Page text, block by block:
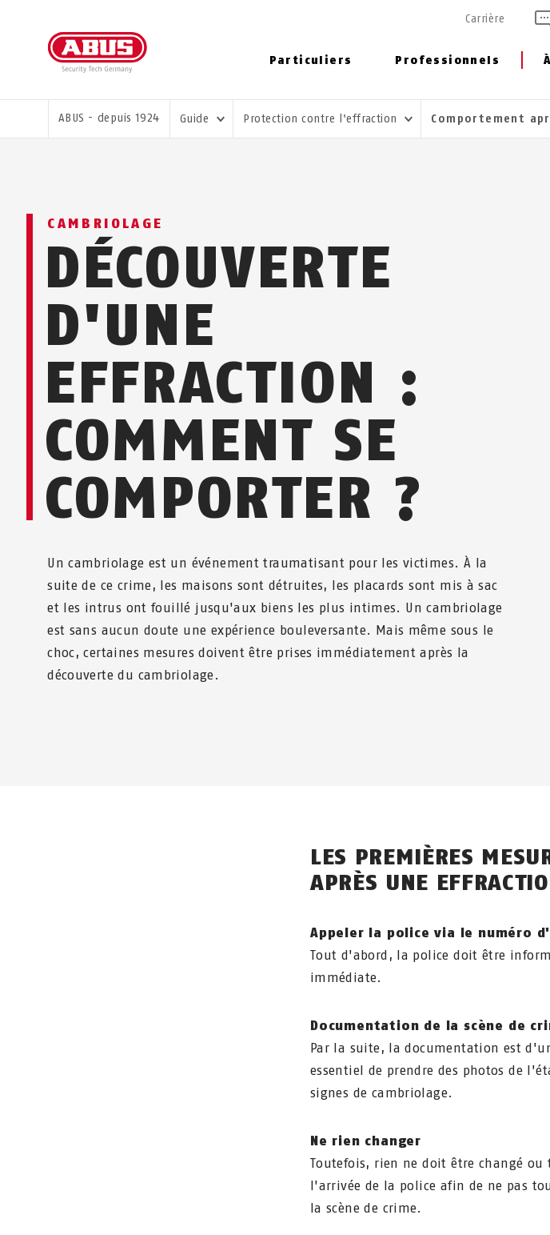
Particuliers Professionnels
Carrière
VOUS ÊTES ICI:
ABUS - depuis 1924 Guide Protection contre l'effraction Comportement
CAMBRIOLAGE
DÉCOUVERTE
D'UNE
EFFRACTION :
COMMENT SE
COMPORTER ?
Un cambriolage est un événement traumatisant pour les victimes. À la
suite de ce crime, les maisons sont détruites, les placards sont mis à sac
et les intrus ont fouillé jusqu'aux biens les plus intimes. Un cambriolage
est sans aucun doute une expérience bouleversante. Mais même sous le
choc, certaines mesures doivent être prises immédiatement après la
découverte du cambriolage.
LES PREMIÈRES
APRÈS UNE
Appeler la police via le numéro
Tout d'abord, la police doit être
immédiate.
Documentation de la scène de
Par la suite, la documentation est
essentiel de prendre des photos de
signes de cambriolage.
Ne rien changer
Toutefois, rien ne doit être changé
l'arrivée de la police afin de ne pas
la scène de crime.